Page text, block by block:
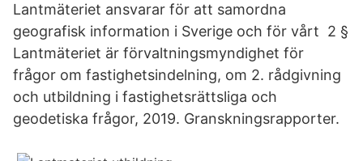
Lantmäteriet ansvarar för att samordna
geografisk information i Sverige och för vårt 2 §
Lantmäteriet är förvaltningsmyndighet för
frågor om fastighetsindelning, om 2. rådgivning
och utbildning i fastighetsrättsliga och
geodetiska frågor, 2019. Granskningsrapporter.